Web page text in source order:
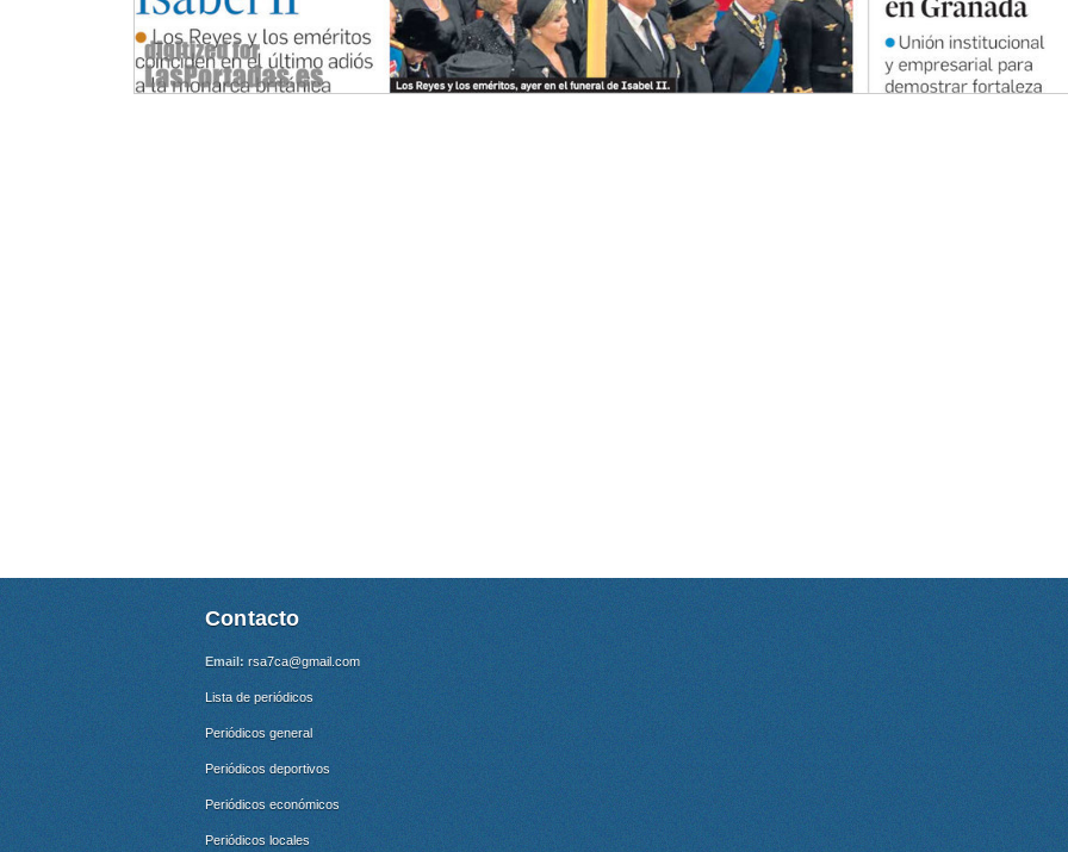
Contacto
Email: rsa7ca@gmail.com
Lista de periódicos
Periódicos general
Periódicos deportivos
Periódicos económicos
Periódicos locales